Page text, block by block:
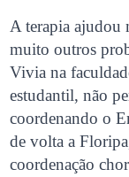
A terapia ajudou
muito outros
Vivia na
estudantil, não
coordenando o
de volta a
coordenação